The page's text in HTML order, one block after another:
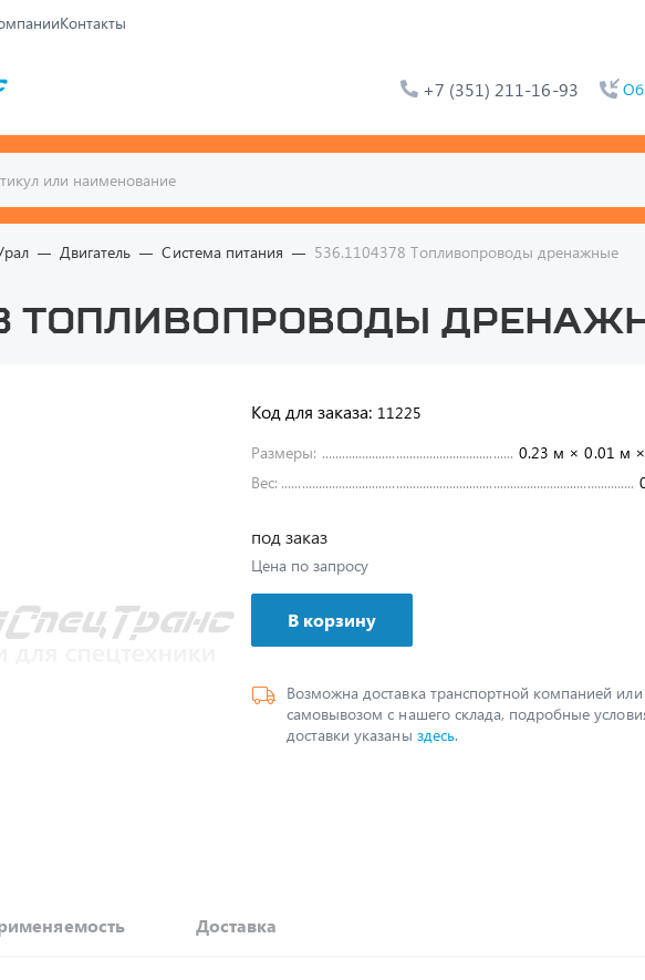
Контакты
+7 (351) 211-16-93
Двигатель Система питания 536.1104378 Топливопроводы дренажные
Топливопроводы
Код для заказа: 11225
Размеры:
0.23 м × 0.01 м
Вес:
под заказ
Цена по запросу
В корзину
Возможна доставка транспортной компанией или
самовывозом с нашего склада, подробные
доставки указаны здесь.
Доставка